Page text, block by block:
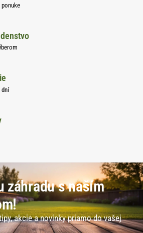
ponuke
dní
záhradu s naším
akcie a novinky priamo do vašej